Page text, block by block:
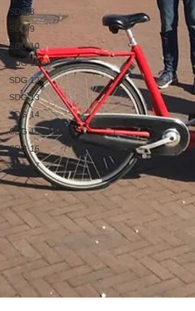
SDG 8
SDG 9
SDG 10
SDG 11
SDG 12
SDG 13
SDG 14
SDG 15
SDG 16
SDG 17